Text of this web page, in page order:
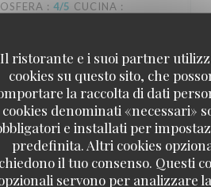
Il ristorante e i suoi partner
cookies su questo sito, che
la raccolta di dati
cookies denominati «necessari»
e installati per
predefinita. Altri cookies
il tuo consenso. Questi
servono per analizzare
: 4/5 CUCINA :
bon moment avec une équipe au
2 3